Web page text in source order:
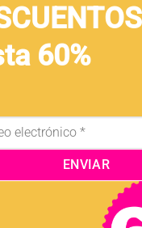
60%